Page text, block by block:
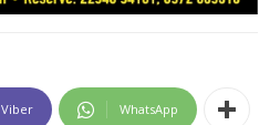
Viber WhatsApp